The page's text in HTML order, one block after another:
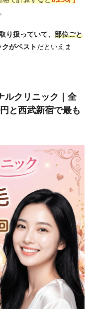
り扱っていて、 部位ごと
がベストだといえま
ルクリニック｜全
円と西武新宿で最も